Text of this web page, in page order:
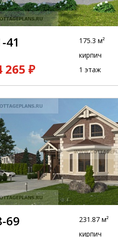
41
265 ₽
175.3 м²
кирпич
1 этаж
69
231.87 м²
кирпич